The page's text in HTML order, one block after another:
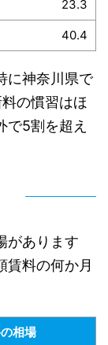
23.3
40.4
に神奈川県で
の慣習はほ
で5割を超え
があります
賃料の何か月
相場